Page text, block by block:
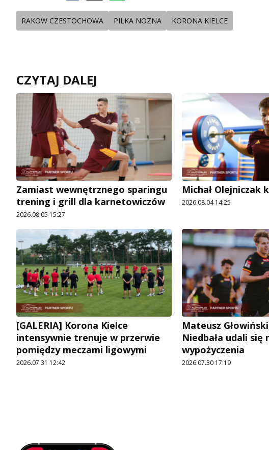
RAKOW CZESTOCHOWA PILKA NOZNA KORONA KIELCE
CZYTAJ DALEJ
Zamiast wewnętrznego sparingu
trening i grill dla karnetowiczów
2026.08.05 15:27
Michał Olejniczak
2026.08.04 14:25
[GALERIA] Korona Kielce
intensywnie trenuje w przerwie
pomiędzy meczami ligowymi
2026.07.31 12:42
Mateusz
Niedbała udali się
wypożyczenia
2026.07.30 17:19